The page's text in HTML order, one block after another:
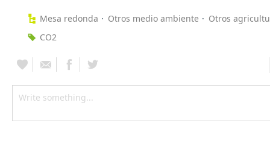
Mesa redonda Otros medio ambiente
Otros
CO2